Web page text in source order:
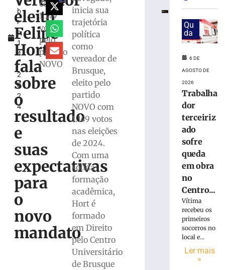
b
r
o
1
4
,
2
0
2
4
eleito
Felipe
Hort
fala
sobre
o
resultado
e
suas
expectativas
para
o
novo
mandato
com
1.149
votos
pelo
partido
NOVO
inicia sua
trajetória
política
como
vereador de
Brusque,
eleito pelo
partido
NOVO com
1.149 votos
nas eleições
de 2024.
Com uma
sólida
formação
acadêmica,
Hort é
formado
em Direito
pelo Centro
Universitário
de Brusque
Jucineia
Ribeiro
Eckart
Deputada
Estadual
Vagner
Tebalde
Deputado
Federal
Qu
da
6 DE
AGOSTO DE
2026
Trabalha
dor
terceiriz
ado
sofre
queda
em obra
no
Centro...
Vítima
recebeu os
primeiros
socorros no
local e...
Ler mais
»